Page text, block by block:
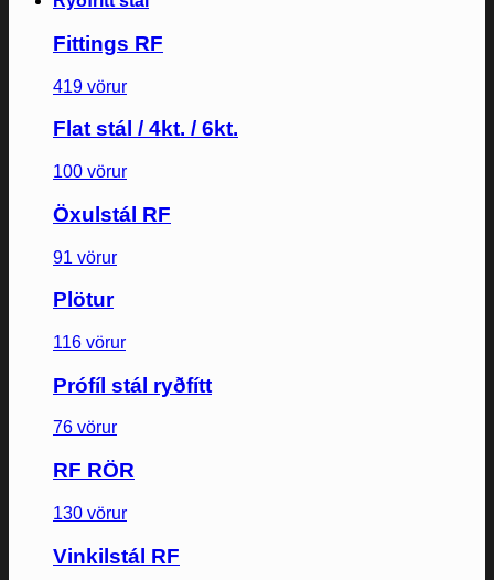
Fittings RF
419 vörur
Flat stál / 4kt. / 6kt.
100 vörur
Öxulstál RF
91 vörur
Plötur
116 vörur
Prófíl stál ryðfítt
76 vörur
RF RÖR
130 vörur
Vinkilstál RF